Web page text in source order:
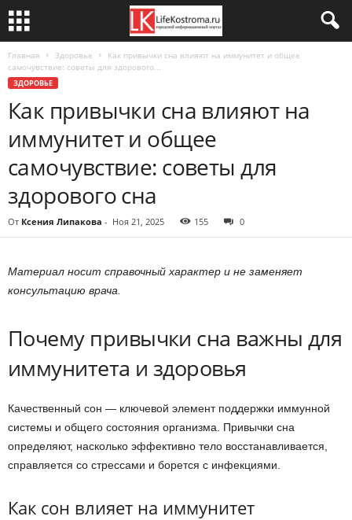
Главная Здоровье
Как привычки сна влияют на иммунитет и общее
самочувствие: советы для здорового...
ЗДОРОВЬЕ
Как привычки сна влияют на
иммунитет и общее
самочувствие: советы для
здорового сна
От Ксения Липакова - Ноя 21, 2025 155 0
Материал носит справочный характер и не заменяет
консультацию врача.
Почему привычки сна важны для
иммунитета и здоровья
Качественный сон — ключевой элемент поддержки иммунной
системы и общего состояния организма. Привычки сна
определяют, насколько эффективно тело восстанавливается,
справляется со стрессами и борется с инфекциями.
Как сон влияет на иммунитет